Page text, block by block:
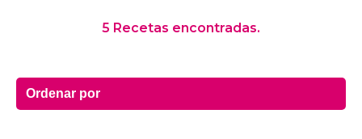
5 Recetas encontradas.